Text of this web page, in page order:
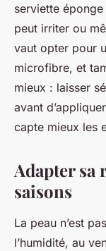
serviette
peut irriter ou
vaut opter pour
microfibre, et
mieux : laisser
avant
capte mieux les
Adapter sa
saisons
La peau n’est
l’humidité, au